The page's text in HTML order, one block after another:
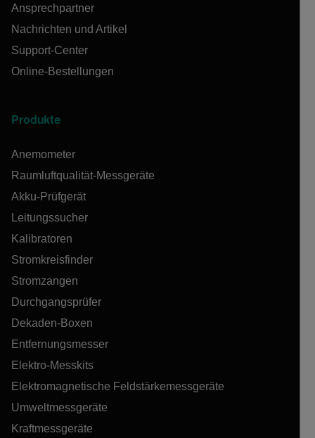
Ansprechpartner
Nachrichten und Artikel
Support-Center
Online-Bestellungen
Produkte
Anemometer
Raumluftqualität-Messgeräte
Akku-Prüfgerät
Leitungssucher
Kalibratoren
Stromkreisfinder
Stromzangen
Durchgangsprüfer
Dekaden-Boxen
Entfernungsmesser
Elektro-Messkits
Elektromagnetische Feldstärkemessgeräte
Umweltmessgeräte
Kraftmessgeräte